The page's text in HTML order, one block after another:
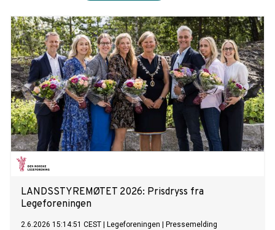
LANDSSTYREMØTET 2026: Prisdryss fra
Legeforeningen
2.6.2026 15:14:51 CEST Legeforeningen Pressemelding